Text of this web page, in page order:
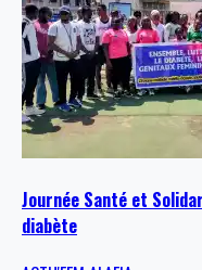
Journée Santé et
diabète